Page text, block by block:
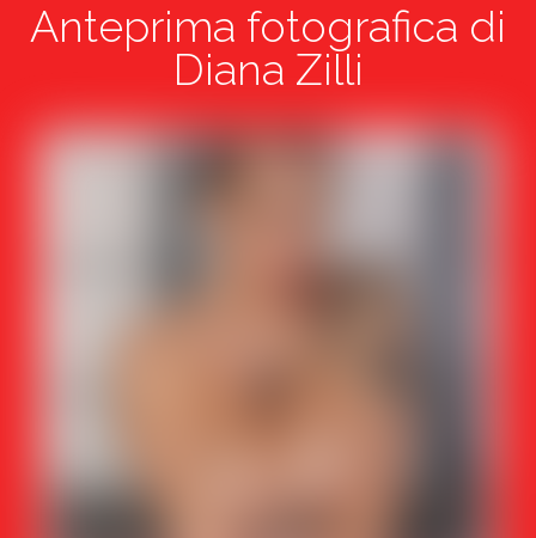
Anteprima fotografica di
Diana Zilli